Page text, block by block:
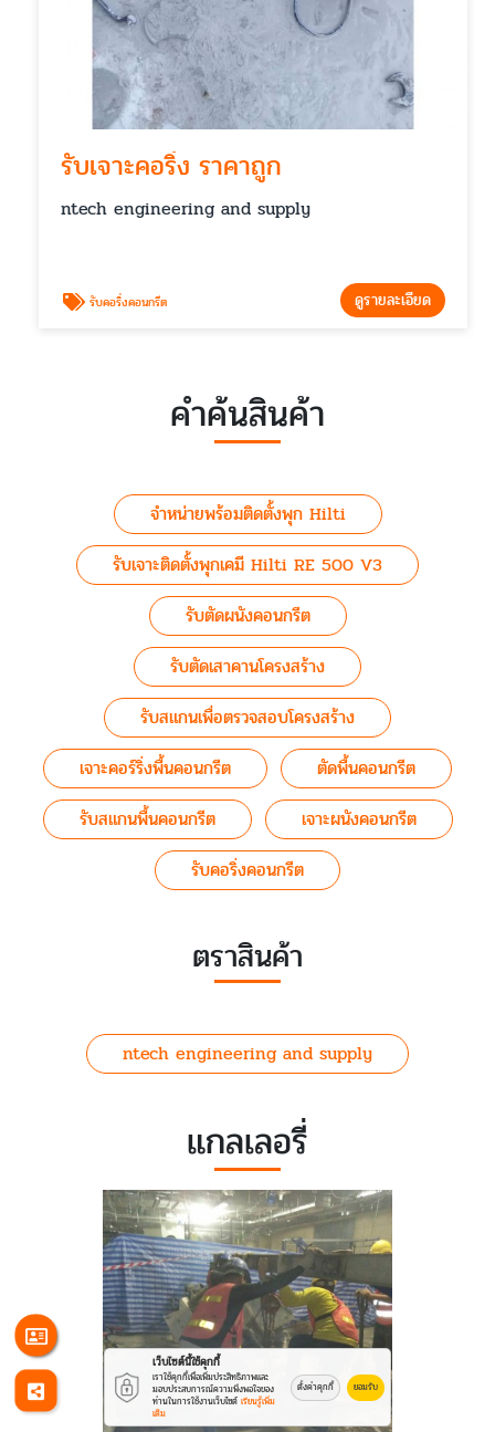
รับเจาะคอริ่ง ราคาถูก
ntech engineering and supply
รับคอริ่งคอนกรีต ดูรายละเอียด
คำค้นสินค้า
จำหน่ายพร้อมติดตั้งพุก Hilti
รับเจาะติดตั้งพุกเคมี Hilti RE 500 V3
รับตัดผนังคอนกรีต
รับตัดเสาคานโครงสร้าง
รับสแกนเพื่อตรวจสอบโครงสร้าง
เจาะคอร์ริ่งพื้นคอนกรีต
ตัดพื้นคอนกรีต
รับสแกนพื้นคอนกรีต
เจาะผนังคอนกรีต
รับคอริ่งคอนกรีต
ตราสินค้า
ntech engineering and supply
แกลเลอรี่
เว็บไซต์นี้ใช้คุกกี้
เราใช้คุกกี้เพื่อเพิ่มประสิทธิภาพและ
มอบประสบการณ์ความพึงพอใจของ
ท่านในการใช้งานเว็บไซต์ เรียนรู้เพิ่ม
เติม
ตั้งค่าคุกกี้ ยอมรับ